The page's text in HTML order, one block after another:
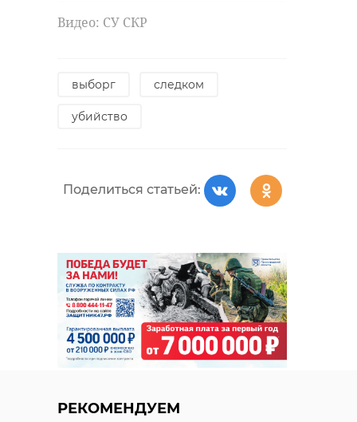
Видео: СУ СКР
выборг следком
убийство
Поделиться статьей:
РЕКОМЕНДУЕМ